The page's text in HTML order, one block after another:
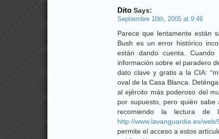
Dito Says:
Septiembre 10th, 2005 at 9:46
Parece que lentamente están
Bush es un error histórico
están dando cuenta.
información sobre el paradero
dato clave y gratis a la CIA:
oval de la Casa Blanca.
al ejército más poderoso del
por supuesto, pero quién
recomiendo la lectura de
http://www.lavanguardia.es/
permite el acceso a estos